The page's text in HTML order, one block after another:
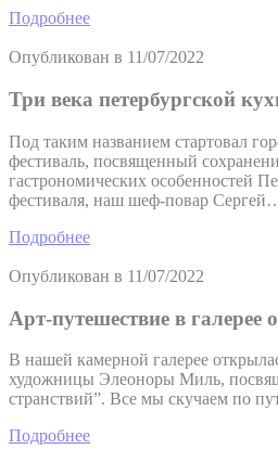
Подробнее
Опубликован в 11/07/2022
Три века петербургской
Под таким названием стартовал
фестиваль, посвященный
гастрономических особенностей
фестиваля, наш шеф-повар
Подробнее
Опубликован в 11/07/2022
Арт-путешествие в галерее
В нашей камерной галерее
художницы Элеоноры Миль,
странствий”. Все мы скучаем по
Подробнее